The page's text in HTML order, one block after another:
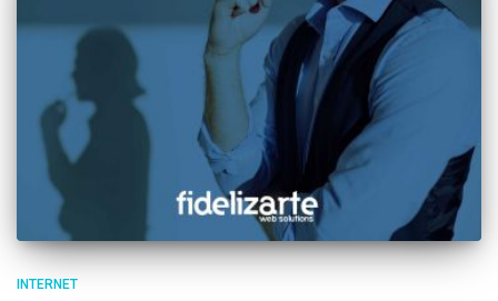
INTERNET